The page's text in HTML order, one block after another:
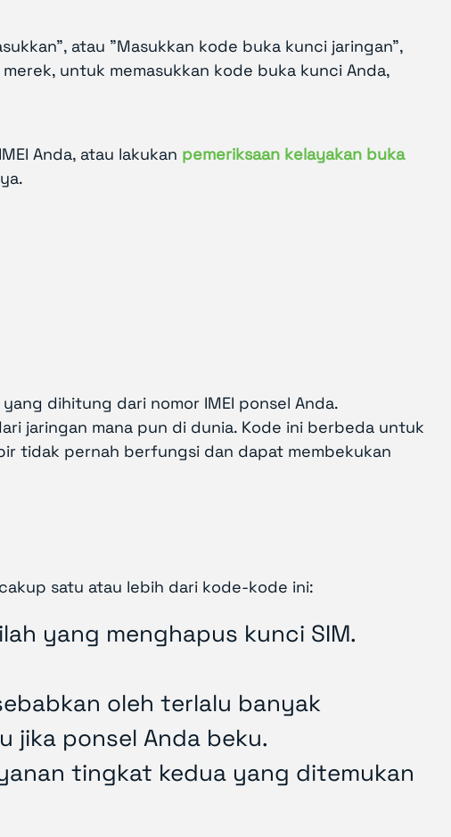
atau "Masukkan kode buka kunci jaringan",
untuk memasukkan kode buka kunci Anda,
Anda, atau lakukan pemeriksaan kelayakan buka
dihitung dari nomor IMEI ponsel Anda.
jaringan mana pun di dunia. Kode ini berbeda untuk
tidak pernah berfungsi dan dapat membekukan
satu atau lebih dari kode-kode ini:
yang menghapus kunci SIM.
oleh terlalu banyak
jika ponsel Anda beku.
tingkat kedua yang ditemukan